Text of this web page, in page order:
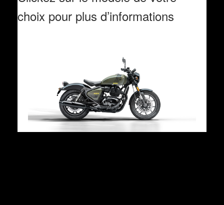
choix pour plus d’informations